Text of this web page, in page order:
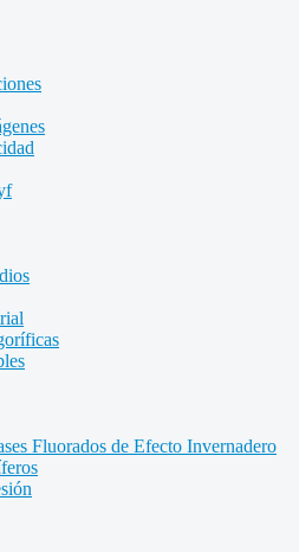
Fluorados de Efecto Invernadero